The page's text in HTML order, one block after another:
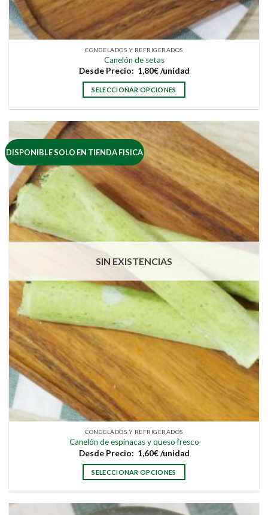
CONGELADOS Y REFRIGERADOS
Canelón de setas
Desde Precio: 1,80€ /unidad
SELECCIONAR OPCIONES
tiene
múltiples
variantes.
Las
opciones
se
pueden
elegir
en
la
de
producto
DISPONIBLE SOLO EN TIENDA FISICA
SIN EXISTENCIAS
CONGELADOS Y REFRIGERADOS
Canelón de espinacas y queso fresco
Desde Precio: 1,60€ /unidad
SELECCIONAR OPCIONES
tiene